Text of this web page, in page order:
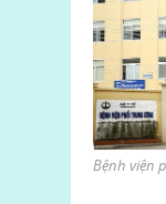
Bệnh viện